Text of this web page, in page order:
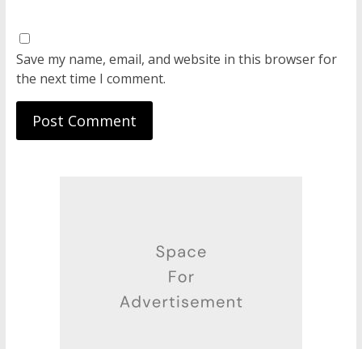
Save my name, email, and website in this browser for
the next time I comment.